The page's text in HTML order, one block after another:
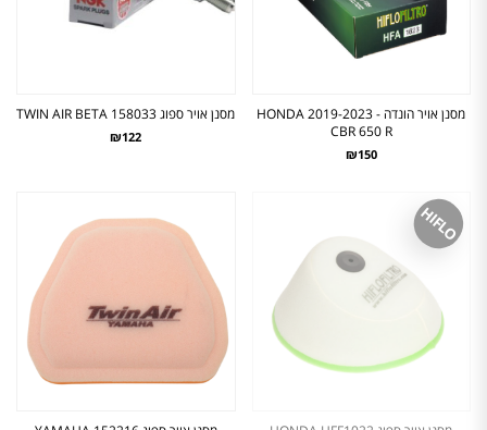
מסנן אויר הונדה - 2019-2023 HONDA
CBR 650 R
₪150
מסנן אויר ספוג TWIN AIR BETA 158033
₪122
HIFLO